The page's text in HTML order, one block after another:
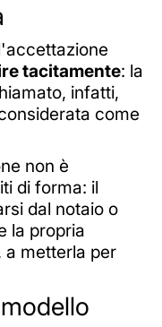
tacitamente: la
infatti,
come
non è
di forma: il
dal notaio o
la propria
a metterla per